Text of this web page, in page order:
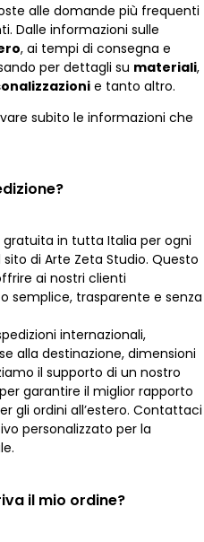
alle domande più frequenti
Dalle informazioni sulle
, ai tempi di consegna e
per dettagli su materiali,
e tanto altro.
subito le informazioni che
gratuita in tutta Italia per ogni
di Arte Zeta Studio. Questo
ai nostri clienti
semplice, trasparente e senza
internazionali,
alla destinazione, dimensioni
il supporto di un nostro
garantire il miglior rapporto
gli ordini all’estero. Contattaci
personalizzato per la
il mio ordine?